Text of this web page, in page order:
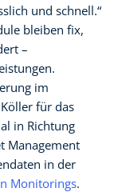
und schnell.“
bleiben fix,
–
im
für das
in Richtung
Management
in der
Monitorings.